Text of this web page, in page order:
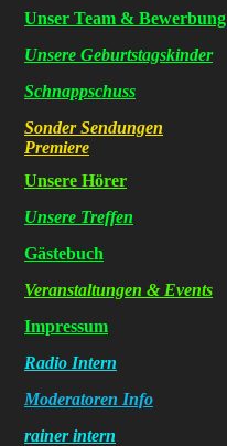
Unser Team & Bewerbung
Unsere Geburtstagskinder
Schnappschuss
Sonder Sendungen
Premiere
Unsere Hörer
Unsere Treffen
Gästebuch
Veranstaltungen & Events
Impressum
Radio Intern
Moderatoren Info
rainer intern